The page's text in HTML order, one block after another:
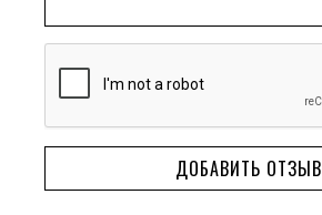
ДОБАВИТЬ ОТЗЫВ